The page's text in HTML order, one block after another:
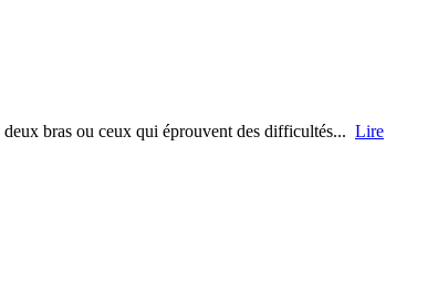
bras ou ceux qui éprouvent des difficultés... Lire